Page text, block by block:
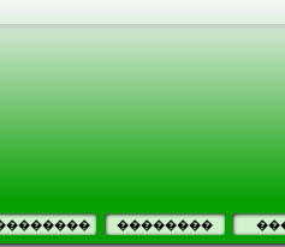
��������